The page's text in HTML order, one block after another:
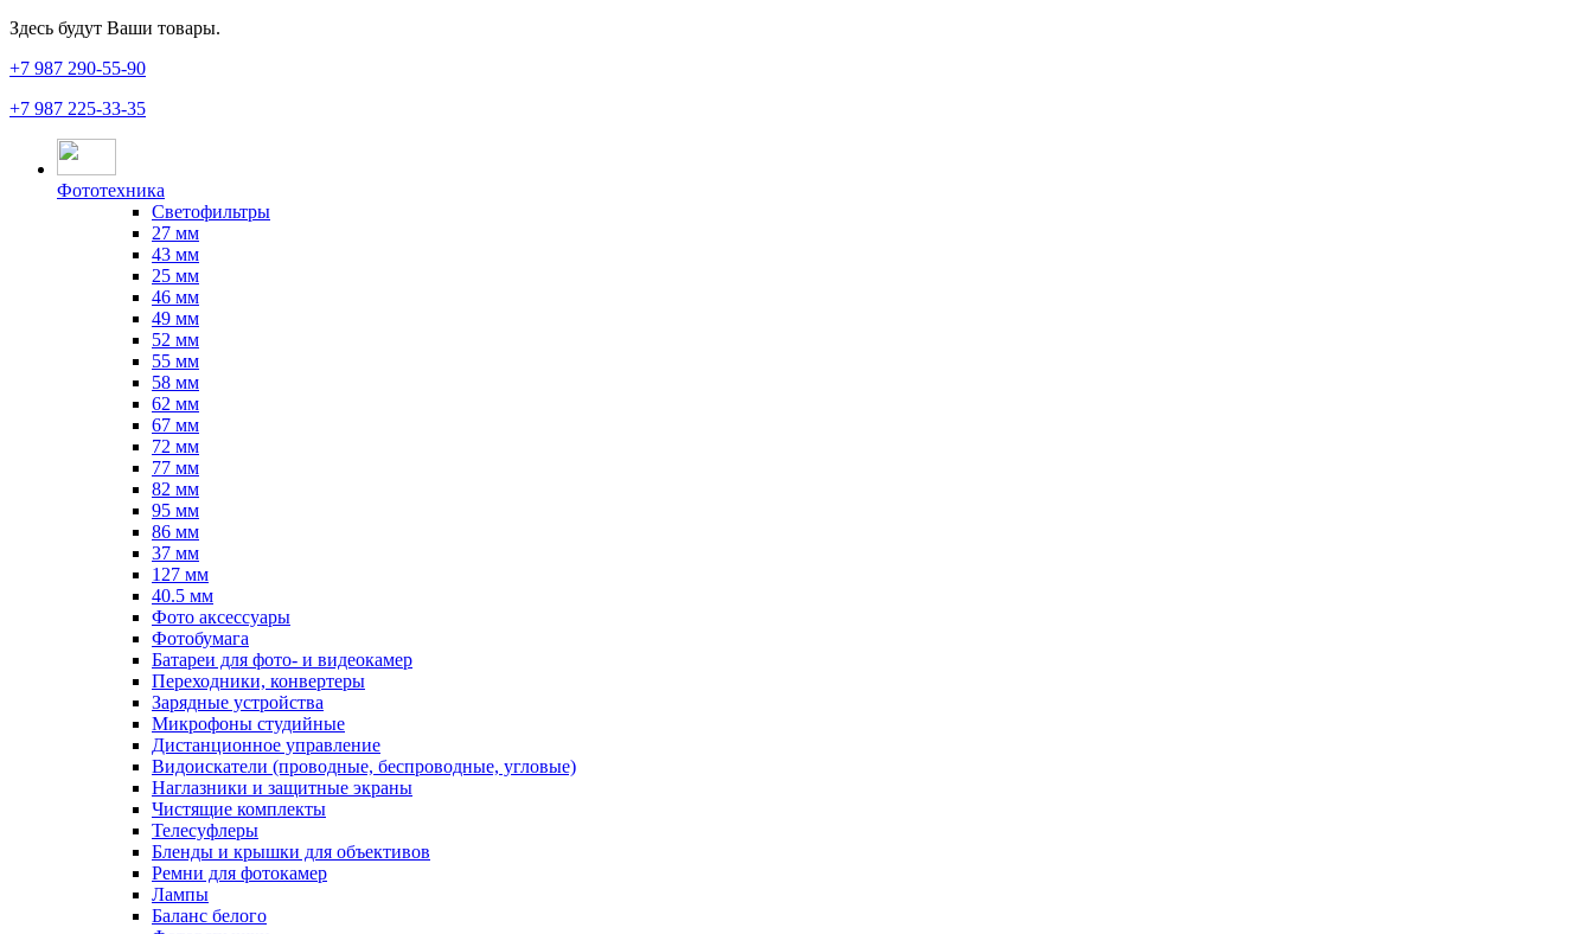
Здесь будут Ваши товары.
+7 987 290-55-90
+7 987 225-33-35
Фототехника
Светофильтры
27 мм
43 мм
25 мм
46 мм
49 мм
52 мм
55 мм
58 мм
62 мм
67 мм
72 мм
77 мм
82 мм
95 мм
86 мм
37 мм
127 мм
40.5 мм
Фото аксессуары
Фотобумага
Батареи для фото- и видеокамер
Переходники, конвертеры
Зарядные устройства
Микрофоны студийные
Дистанционное управление
Видоискатели (проводные, беспроводные, угловые)
Наглазники и защитные экраны
Чистящие комплекты
Телесуфлеры
Бленды и крышки для объективов
Ремни для фотокамер
Лампы
Баланс белого